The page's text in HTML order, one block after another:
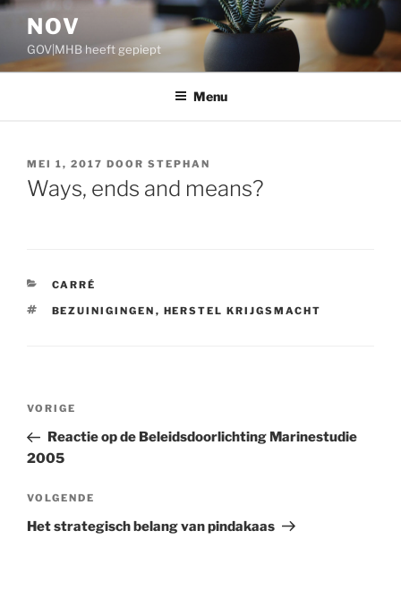
Ga
inhoud
NOV
GOV|MHB heeft gepiept
Menu
GEPLAATST
OP
MEI 1, 2017 DOOR STEPHAN
Ways, ends and means?
CATEGORIEËN
CARRÉ
TAGS
BEZUINIGINGEN , HERSTEL KRIJGSMACHT
Bericht
Vorig
bericht
VORIGE
Reactie op de Beleidsdoorlichting Marinestudie
2005
Volgend
bericht
VOLGENDE
Het strategisch belang van pindakaas